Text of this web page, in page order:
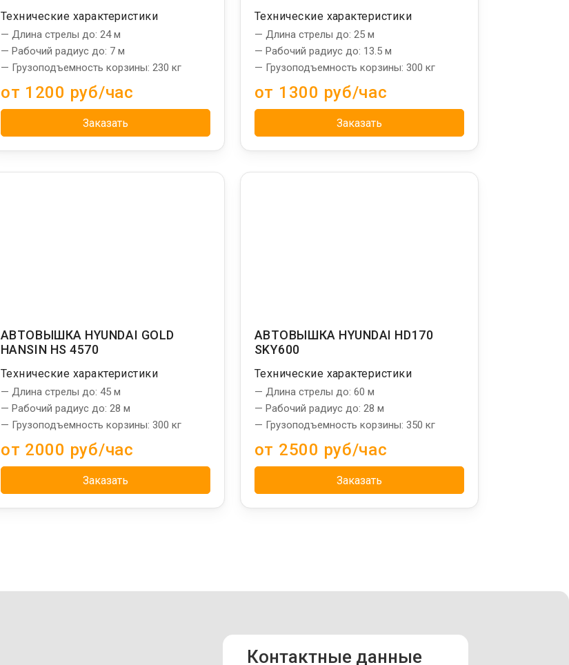
Технические характеристики
— Длина стрелы до: 24 м
— Рабочий радиус до: 7 м
— Грузоподъемность корзины: 230 кг
от 1200 руб/час
Заказать
Технические характеристики
— Длина стрелы до: 25 м
— Рабочий радиус до: 13.5 м
— Грузоподъемность корзины: 300 кг
от 1300 руб/час
Заказать
АВТОВЫШКА HYUNDAI GOLD
HANSIN HS 4570
Технические характеристики
— Длина стрелы до: 45 м
— Рабочий радиус до: 28 м
— Грузоподъемность корзины: 300 кг
от 2000 руб/час
Заказать
АВТОВЫШКА HYUNDAI HD170
SKY600
Технические характеристики
— Длина стрелы до: 60 м
— Рабочий радиус до: 28 м
— Грузоподъемность корзины: 350 кг
от 2500 руб/час
Заказать
Контактные данные